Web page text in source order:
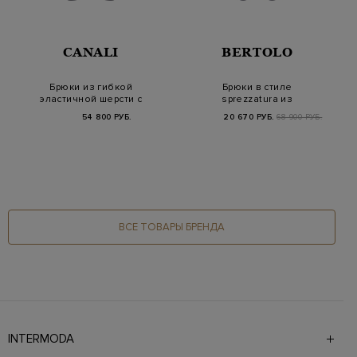
CANALI
Брюки из гибкой
эластичной шерсти с
54 800 РУБ.
BERTOLO
Брюки в стиле
sprezzatura из
20 670 РУБ. 68 900 РУБ.
ВСЕ ТОВАРЫ БРЕНДА
INTERMODA